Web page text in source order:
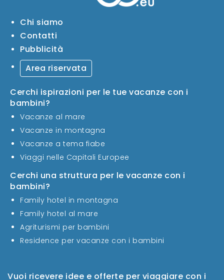
Vuoi ricevere idee e offerte per viaggiare con i
Chi siamo
Contatti
Pubblicità
Area riservata
Cerchi ispirazioni per le tue vacanze con i
bambini?
Vacanze al mare
Vacanze in montagna
Vacanze a tema fiabe
Viaggi nelle Capitali Europee
Cerchi una struttura per le vacanze con i
bambini?
Family hotel in montagna
Family hotel al mare
Agriturismi per bambini
Residence per vacanze con i bambini